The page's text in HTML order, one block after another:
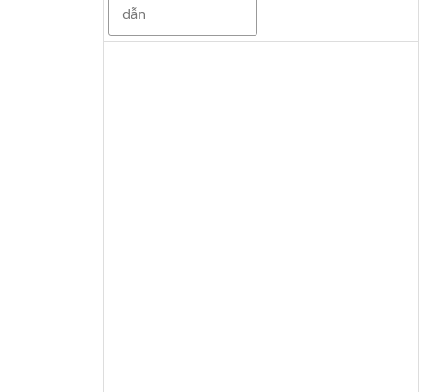
dẫn